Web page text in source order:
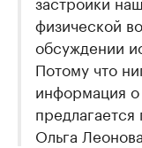
физической
обсуждении
Потому что
информация о
Ольга